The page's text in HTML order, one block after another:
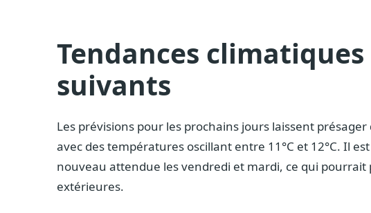
Tendances
suivants
Les prévisions pour les prochains jours laissent présager
avec des températures oscillant entre 11°C et 12°C. Il
nouveau attendue les vendredi et mardi, ce qui pourrait
extérieures.